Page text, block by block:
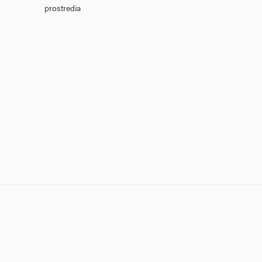
prostredia